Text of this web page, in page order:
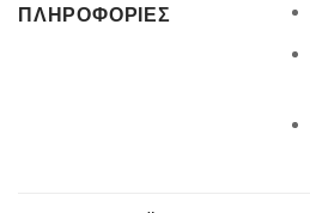
ΠΛΗΡΟΦΟΡΊΕΣ